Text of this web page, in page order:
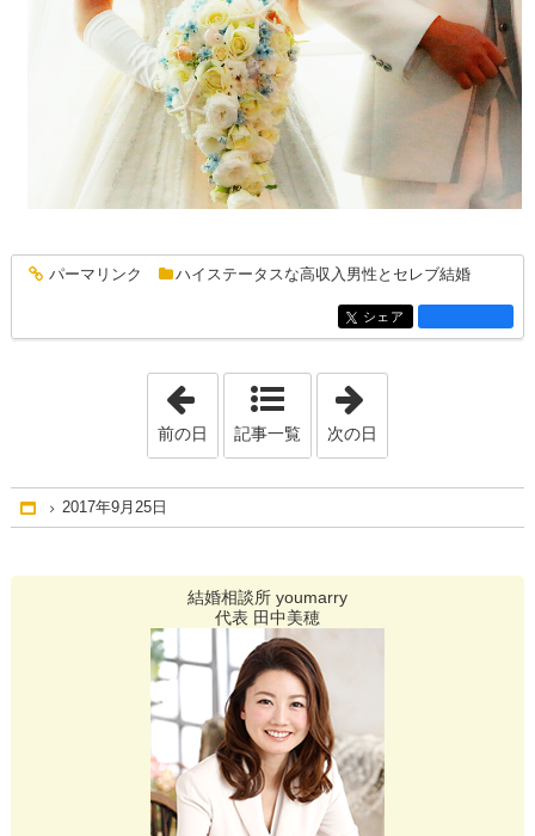
entry1332
パーマリンク ハイステータスな高収入男性とセレブ結婚
entry1332
シェア
「2017年9月19日」
前の日 記事一覧 次の日
Home
2017年9月25日
結婚相談所 youmarry
代表 田中美穂